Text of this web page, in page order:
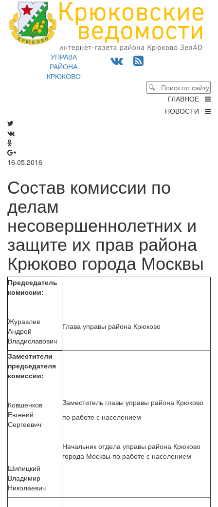
УПРАВА
РАЙОНА
КРЮКОВО
ГЛАВНОЕ
НОВОСТИ
16.05.2016
Состав комиссии по
делам
несовершеннолетних и
защите их прав района
Крюково города Москвы
Председатель
комиссии:
Журавлев
Андрей
Владиславович
Глава управы района Крюково
Заместители
председателя
комиссии:
Ковшенков
Евгений
Сергеевич
Шипицкий
Владимир
Николаевич
Заместитель главы управы района Крюково
по работе с населением
Начальник отдела управы района Крюково
города Москвы по работе с населением